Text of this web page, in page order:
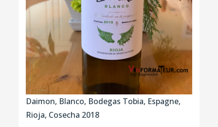
Daimon, Blanco, Bodegas Tobia, Espagne,
Rioja, Cosecha 2018